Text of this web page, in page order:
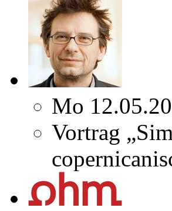
Mo
Vortrag